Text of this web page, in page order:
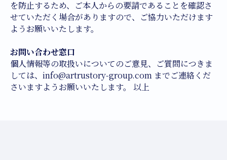
を防止するため、ご本人からの要請であることを確認さ
せていただく場合がありますので、ご協力いただけます
ようお願いいたします。
お問い合わせ窓口
個人情報等の取扱いについてのご意見、ご質問につきま
しては、info@artrustory-group.com までご連絡くだ
さいますようお願いいたします。 以上